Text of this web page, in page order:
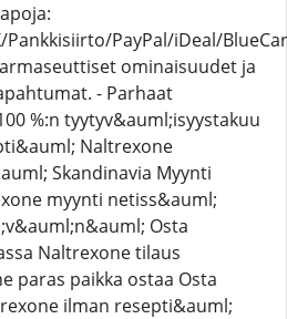
Pankkisiirto/PayPal/iDeal/
ominaisuudet ja
- Parhaat
%:n tyytyv&auml;isyystakuu
Naltrexone
Skandinavia Myynti
myynti netiss&auml;
Osta
Naltrexone tilaus
paras paikka ostaa Osta
ilman resepti&auml;